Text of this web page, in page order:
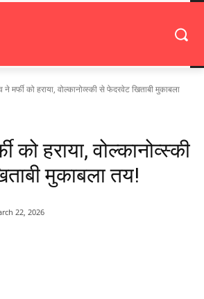
ने मर्फी को हराया, वोल्कानोव्स्की से फेदरवेट खिताबी मुकाबला
को हराया, वोल्कानोव्स्की
मुकाबला तय!
22, 2026